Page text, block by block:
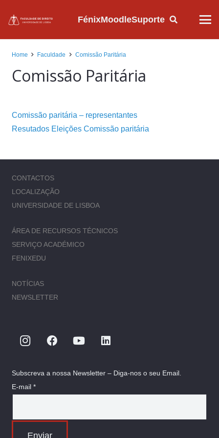
FénixMoodleSuporte
Home Faculdade Comissão Paritária
Comissão Paritária
Comissão paritária – representantes
Resutados Eleições Comissão paritária
CONTACTOS
LOCALIZAÇÃO
UNIVERSIDADE DE LISBOA
ÁREA DE RECURSOS TÉCNICOS
SERVIÇO ACADÉMICO
FENIXEDU
NOTÍCIAS
NEWSLETTER
Subscreva a nossa Newsletter – Diga-nos o seu Email.
E-mail *